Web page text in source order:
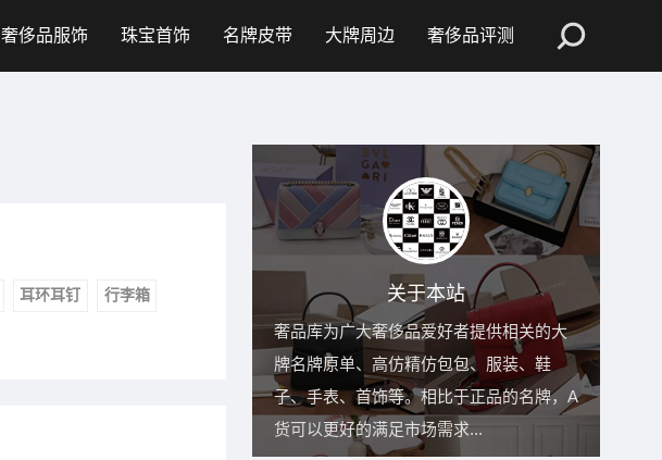
奢侈品服饰 珠宝首饰 名牌皮带 大牌周边 奢侈品评测
耳环耳钉 行李箱 关于本站
奢品库为广大奢侈品爱好者提供相关的大
牌名牌原单、高仿精仿包包、服装、鞋
子、手表、首饰等。相比于正品的名牌，A
货可以更好的满足市场需求...